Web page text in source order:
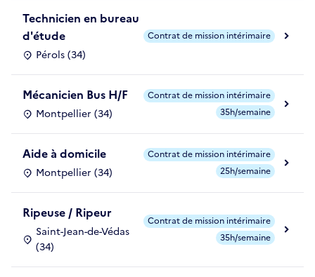
Technicien en bureau
d'étude
Pérols (34)
Contrat de mission intérimaire
Mécanicien Bus H/F
Montpellier (34)
Contrat de mission intérimaire
35h/semaine
Aide à domicile
Montpellier (34)
Contrat de mission intérimaire
25h/semaine
Ripeuse / Ripeur
Saint-Jean-de-Védas
(34)
Contrat de mission intérimaire
35h/semaine